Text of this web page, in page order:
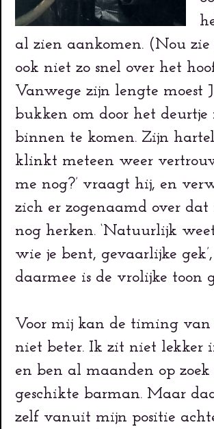
al zien aankomen. (Nou
ook niet zo snel over het
Vanwege zijn lengte moest
bukken om door het deurtje
binnen te komen. Zijn
klinkt meteen weer
me nog?’ vraagt hij, en
zich er zogenaamd over
nog herken. ‘Natuurlijk
wie je bent, gevaarlijke
daarmee is de vrolijke toon
Voor mij kan de timing van
niet beter. Ik zit niet lekker
en ben al maanden op
geschikte barman. Maar
zelf vanuit mijn positie